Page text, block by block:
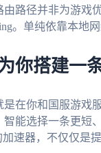
路径并非为游戏
。单纯依靠本地
你搭建一
在你和国服游戏
能选择一条更短
速器，不仅仅是